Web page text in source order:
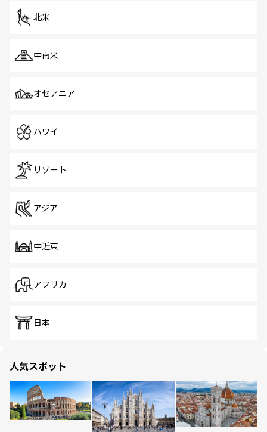
北米
中南米
オセアニア
ハワイ
リゾート
アジア
中近東
アフリカ
日本
人気スポット